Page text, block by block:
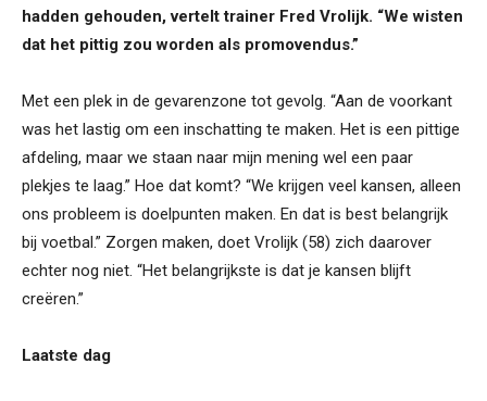
hadden gehouden, vertelt trainer Fred Vrolijk. “We wisten
dat het pittig zou worden als promovendus.”
Met een plek in de gevarenzone tot gevolg. “Aan de voorkant
was het lastig om een inschatting te maken. Het is een pittige
afdeling, maar we staan naar mijn mening wel een paar
plekjes te laag.” Hoe dat komt? “We krijgen veel kansen, alleen
ons probleem is doelpunten maken. En dat is best belangrijk
bij voetbal.” Zorgen maken, doet Vrolijk (58) zich daarover
echter nog niet. “Het belangrijkste is dat je kansen blijft
creëren.”
Laatste dag